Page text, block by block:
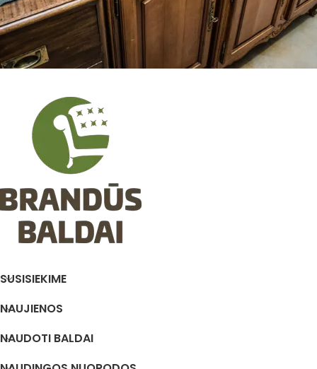
SUSISIEKIME
NAUJIENOS
NAUDOTI BALDAI